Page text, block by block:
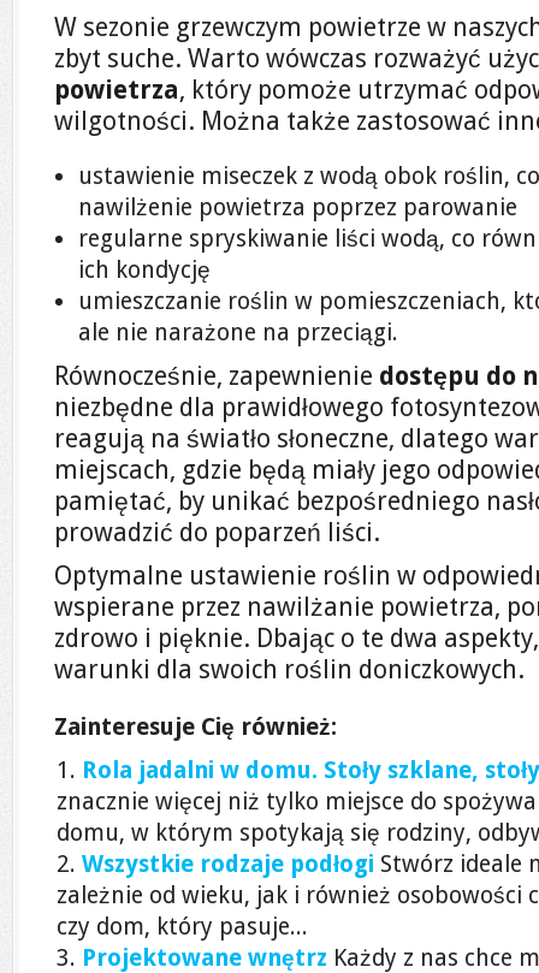
W sezonie grzewczym powietrze w
zbyt suche. Warto wówczas rozważyć
powietrza, który pomoże utrzymać
wilgotności. Można także zastosować
ustawienie miseczek z wodą obok roślin,
nawilżenie powietrza poprzez parowanie
regularne spryskiwanie liści wodą, co
ich kondycję
umieszczanie roślin w pomieszczeniach,
ale nie narażone na przeciągi.
Równocześnie, zapewnienie dostępu do
niezbędne dla prawidłowego
reagują na światło słoneczne, dlatego
miejscach, gdzie będą miały jego
pamiętać, by unikać bezpośredniego
prowadzić do poparzeń liści.
Optymalne ustawienie roślin w
wspierane przez nawilżanie powietrza,
zdrowo i pięknie. Dbając o te dwa
warunki dla swoich roślin doniczkowych.
Zainteresuje Cię również:
Rola jadalni w domu. Stoły szklane,
znacznie więcej niż tylko miejsce do
domu, w którym spotykają się rodziny,
Wszystkie rodzaje podłogi Stwórz ideale
zależnie od wieku, jak i również osobowości
czy dom, który pasuje...
Projektowane wnętrz Każdy z nas chce